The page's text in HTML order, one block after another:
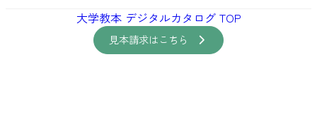
大学教本 デジタルカタログ TOP
見本請求はこちら